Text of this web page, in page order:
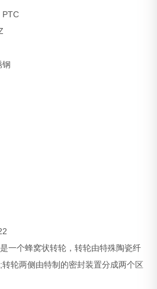
个蜂窝状转轮，转轮由特殊陶瓷纤
轮两侧由特制的密封装置分成两个区